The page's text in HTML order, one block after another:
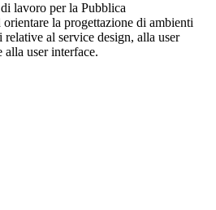
lavoro per la Pubblica
la progettazione di ambienti
al service design, alla user
alla user interface.